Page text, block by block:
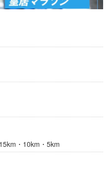
・10km・5km